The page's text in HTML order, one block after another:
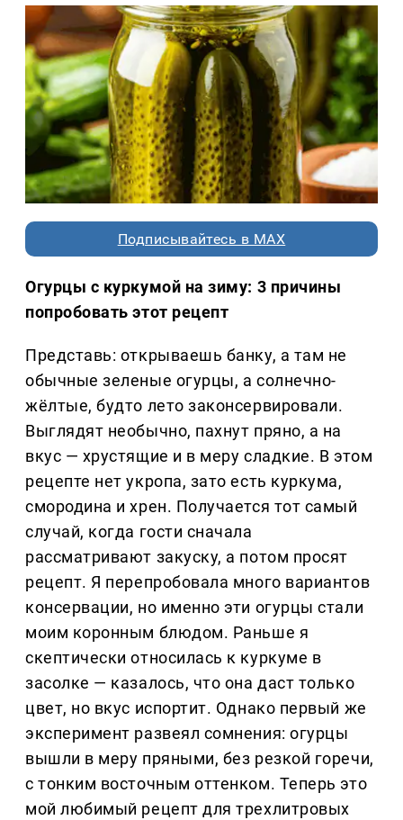
Подписывайтесь в MAX
Огурцы с куркумой на зиму: 3 причины
попробовать этот рецепт
Представь: открываешь банку, а там не
обычные зеленые огурцы, а солнечно-
жёлтые, будто лето законсервировали.
Выглядят необычно, пахнут пряно, а на
вкус — хрустящие и в меру сладкие. В этом
рецепте нет укропа, зато есть куркума,
смородина и хрен. Получается тот самый
случай, когда гости сначала
рассматривают закуску, а потом просят
рецепт. Я перепробовала много вариантов
консервации, но именно эти огурцы стали
моим коронным блюдом. Раньше я
скептически относилась к куркуме в
засолке — казалось, что она даст только
цвет, но вкус испортит. Однако первый же
эксперимент развеял сомнения: огурцы
вышли в меру пряными, без резкой горечи,
с тонким восточным оттенком. Теперь это
мой любимый рецепт для трехлитровых